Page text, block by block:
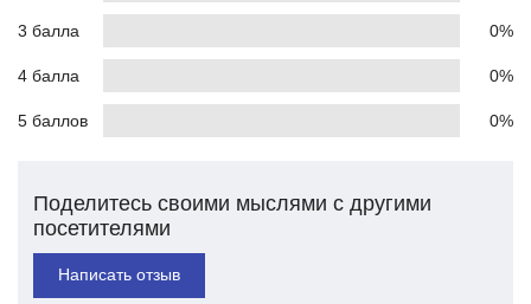
3 балла 0%
4 балла 0%
5 баллов 0%
Поделитесь своими мыслями с другими
посетителями
Написать отзыв